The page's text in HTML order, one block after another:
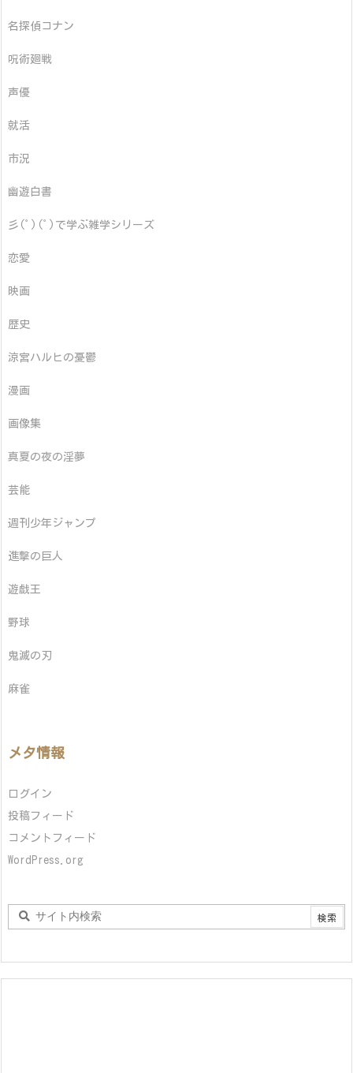
名探偵コナン
呪術廻戦
声優
就活
市況
幽遊白書
彡(ﾟ)(ﾟ)で学ぶ雑学シリーズ
恋愛
映画
歴史
涼宮ハルヒの憂鬱
漫画
画像集
真夏の夜の淫夢
芸能
週刊少年ジャンプ
進撃の巨人
遊戯王
野球
鬼滅の刃
麻雀
メタ情報
ログイン
投稿フィード
コメントフィード
WordPress.org